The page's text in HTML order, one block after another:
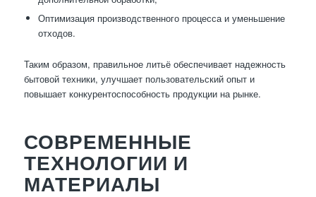
Оптимизация производственного процесса и уменьшение
отходов.
Таким образом, правильное литьё обеспечивает надежность
бытовой техники, улучшает пользовательский опыт и
повышает конкурентоспособность продукции на рынке.
СОВРЕМЕННЫЕ
ТЕХНОЛОГИИ И
МАТЕРИАЛЫ